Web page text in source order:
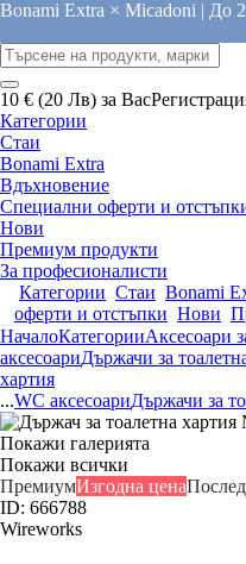
Bonami Extra × Micadoni | До
10 € (20 Лв) за Вас
Категории
Стаи
Bonami Extra
Вдъхновение
Специални оферти и
Нови
Премиум продукти
За професионалисти
Категории Стаи Bonami
оферти и отстъпки Нови
НачалоКатегорииАксесоари
аксесоариДържачи за
хартия
...WC аксесоариДържачи за
Покажи галерията
Покажи всички
ПремиумИзгодна цена
ID: 666788
Wireworks